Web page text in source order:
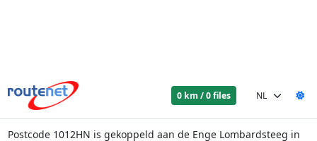
0 km / 0 files
Postcode 1012HN is gekoppeld aan de Enge Lombardsteeg in